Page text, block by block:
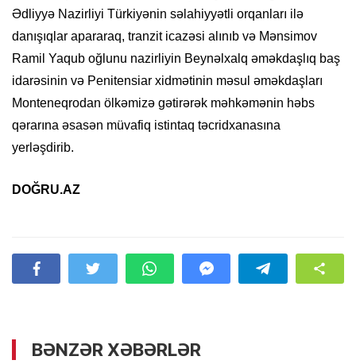
Ədliyyə Nazirliyi Türkiyənin səlahiyyətli orqanları ilə
danışıqlar apararaq, tranzit icazəsi alınıb və Mənsimov
Ramil Yaqub oğlunu nazirliyin Beynəlxalq əməkdaşlıq baş
idarəsinin və Penitensiar xidmətinin məsul əməkdaşları
Monteneqrodan ölkəmizə gətirərək məhkəmənin həbs
qərarına əsasən müvafiq istintaq təcridxanasına
yerləşdirib.
DOĞRU.AZ
BƏNZƏR XƏBƏRLƏR